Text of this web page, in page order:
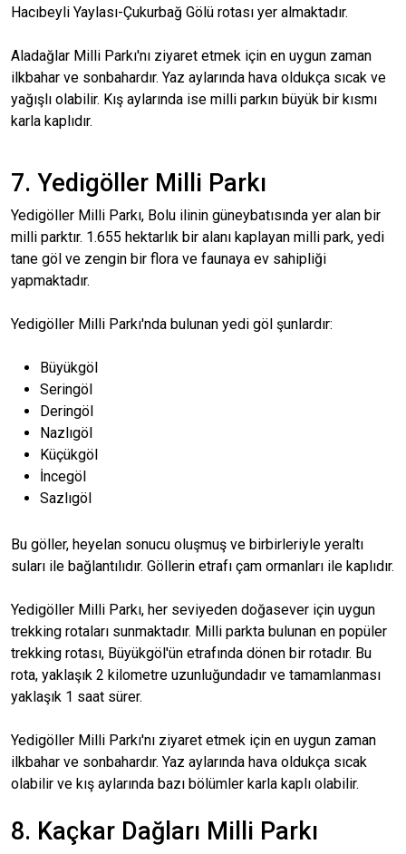
Hacıbeyli Yaylası-Çukurbağ Gölü rotası yer almaktadır.
Aladağlar Milli Parkı'nı ziyaret etmek için en uygun zaman
ilkbahar ve sonbahardır. Yaz aylarında hava oldukça sıcak ve
yağışlı olabilir. Kış aylarında ise milli parkın büyük bir kısmı
karla kaplıdır.
7. Yedigöller Milli Parkı
Yedigöller Milli Parkı, Bolu ilinin güneybatısında yer alan bir
milli parktır. 1.655 hektarlık bir alanı kaplayan milli park, yedi
tane göl ve zengin bir flora ve faunaya ev sahipliği
yapmaktadır.
Yedigöller Milli Parkı'nda bulunan yedi göl şunlardır:
Büyükgöl
Seringöl
Deringöl
Nazlıgöl
Küçükgöl
İncegöl
Sazlıgöl
Bu göller, heyelan sonucu oluşmuş ve birbirleriyle yeraltı
suları ile bağlantılıdır. Göllerin etrafı çam ormanları ile kaplıdır.
Yedigöller Milli Parkı, her seviyeden doğasever için uygun
trekking rotaları sunmaktadır. Milli parkta bulunan en popüler
trekking rotası, Büyükgöl'ün etrafında dönen bir rotadır. Bu
rota, yaklaşık 2 kilometre uzunluğundadır ve tamamlanması
yaklaşık 1 saat sürer.
Yedigöller Milli Parkı'nı ziyaret etmek için en uygun zaman
ilkbahar ve sonbahardır. Yaz aylarında hava oldukça sıcak
olabilir ve kış aylarında bazı bölümler karla kaplı olabilir.
8. Kaçkar Dağları Milli Parkı